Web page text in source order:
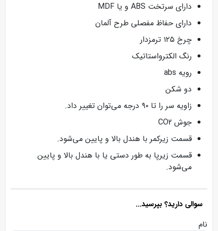
دارای سرتخت ABS و یا MDF
دارای حفاظ مفصلی طرح آلمان
چرخ ۱۲۵ ترمزدار
رنگ الکترواستاتیک
رویه abs
دو شکن
زاویه سر را تا ۹۰ درجه می‌توان تغییر داد.
جوش CO2
قسمت زیرکمر با هندل بالا و پایین می‌شود.
قسمت زیرپا به طور دستی یا با هندل بالا و پایین
می‌شود.
سوالی دارید؟ بپرسید...
نام